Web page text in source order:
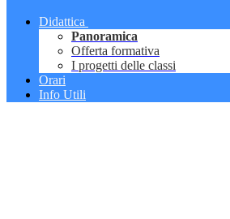
Didattica
Panoramica
Offerta formativa
I progetti delle classi
Orari
Info Utili